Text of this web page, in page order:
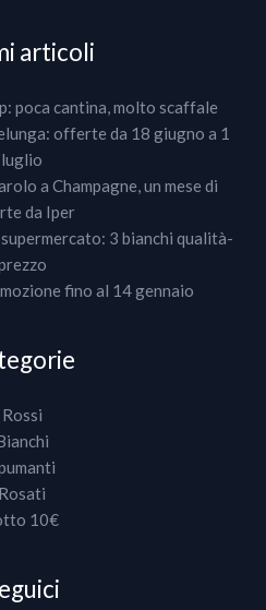
articoli
poca cantina, molto scaffale
offerte da 18 giugno a 1
luglio
a Champagne, un mese di
da Iper
3 bianchi qualità-
fino al 14 gennaio
Rossi
Rosati
10€